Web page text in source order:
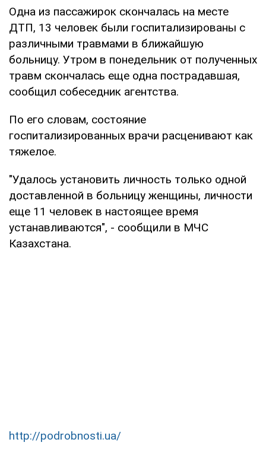
Одна из пассажирок скончалась на месте
ДТП, 13 человек были госпитализированы с
различными травмами в ближайшую
больницу. Утром в понедельник от полученных
травм скончалась еще одна пострадавшая,
сообщил собеседник агентства.
По его словам, состояние
госпитализированных врачи расценивают как
тяжелое.
"Удалось установить личность только одной
доставленной в больницу женщины, личности
еще 11 человек в настоящее время
устанавливаются", - сообщили в МЧС
Казахстана.
http://podrobnosti.ua/